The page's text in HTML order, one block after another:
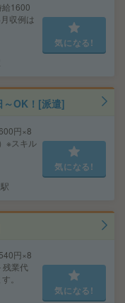
1600
収例は
気になる!
～OK！[派遣]
円×8
※スキル
気になる!
円×8
業代
。
気になる!